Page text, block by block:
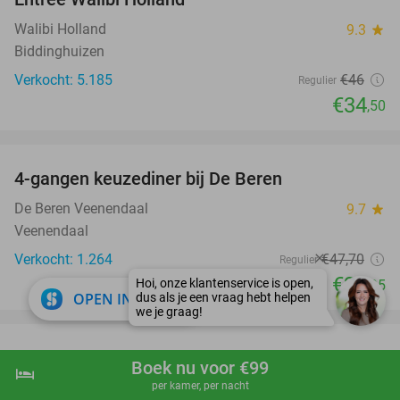
shopping_cart Boek nu
hotel Boek nu voor €99
per kamer, per nacht
Walibi Holland 9.3 star
Biddinghuizen
Verkocht: 5.185
Regulier €46
€34,50
4-gangen keuzediner bij De Beren
De Beren Veenendaal 9.7 star
Veenendaal
Verkocht: 1.264
Regulier €47,70
€25,95
favorite_border
All-You-Can-Eat & Drink (3 uur) bij Triavium
Wereldkeuken Triavium
OPEN IN APP close